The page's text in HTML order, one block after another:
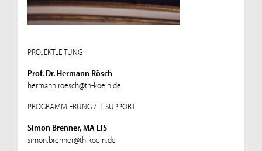
PROJEKTLEITUNG
Prof. Dr. Hermann Rösch
hermann.roesch@th-koeln.de
PROGRAMMIERUNG / IT-SUPPORT
Simon Brenner, MA LIS
simon.brenner@th-koeln.de